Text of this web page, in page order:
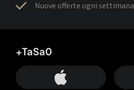
Nuove offerte ogni settimana
+TaSa0